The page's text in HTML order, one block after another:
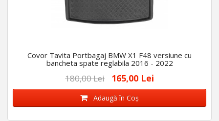
Covor Tavita Portbagaj BMW X1 F48 versiune cu
bancheta spate reglabila 2016 - 2022
180,00 Lei 165,00 Lei
Adaugă în Coş